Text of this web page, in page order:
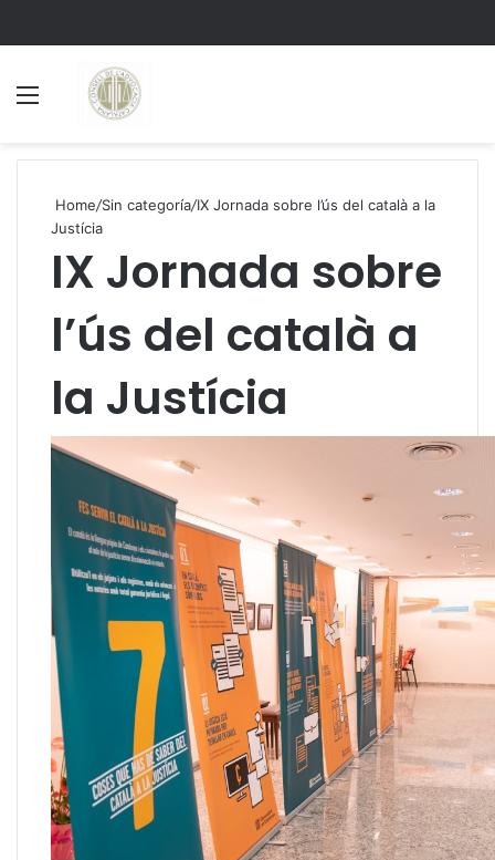
Home/Sin categoría/IX Jornada sobre l’ús del català a la
Justícia
IX Jornada sobre
l’ús del català a
la Justícia